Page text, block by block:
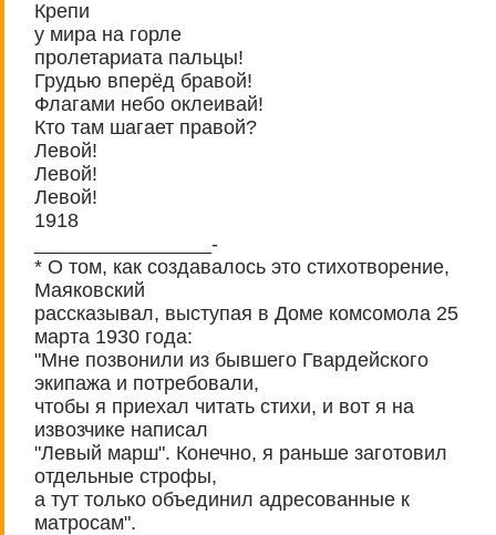
Крепи
у мира на горле
пролетариата пальцы!
Грудью вперёд бравой!
Флагами небо оклеивай!
Кто там шагает правой?
Левой!
Левой!
Левой!
1918
________________-
* О том, как создавалось это стихотворение,
Маяковский
рассказывал, выступая в Доме комсомола 25
марта 1930 года:
"Мне позвонили из бывшего Гвардейского
экипажа и потребовали,
чтобы я приехал читать стихи, и вот я на
извозчике написал
"Левый марш". Конечно, я раньше заготовил
отдельные строфы,
а тут только объединил адресованные к
матросам".